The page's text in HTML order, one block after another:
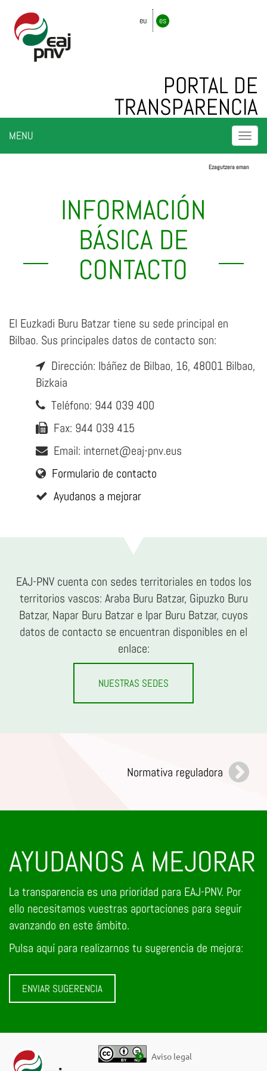
eu es
PORTAL DE
TRANSPARENCIA
MENU
Ezagutzera eman
INFORMACIÓN
BÁSICA DE
CONTACTO
El Euzkadi Buru Batzar tiene su sede principal en
Bilbao. Sus principales datos de contacto son:
Dirección: Ibáñez de Bilbao, 16, 48001 Bilbao,
Bizkaia
Teléfono: 944 039 400
Fax: 944 039 415
Email: internet@eaj-pnv.eus
Formulario de contacto
Ayudanos a mejorar
EAJ-PNV cuenta con sedes territoriales en todos los
territorios vascos: Araba Buru Batzar, Gipuzko Buru
Batzar, Napar Buru Batzar e Ipar Buru Batzar, cuyos
datos de contacto se encuentran disponibles en el
enlace:
NUESTRAS SEDES
Normativa reguladora
AYUDANOS A MEJORAR
La transparencia es una prioridad para EAJ-PNV. Por
ello necesitamos vuestras aportaciones para seguir
avanzando en este ámbito.
Pulsa aquí para realizarnos tu sugerencia de mejora:
ENVIAR SUGERENCIA
Aviso legal